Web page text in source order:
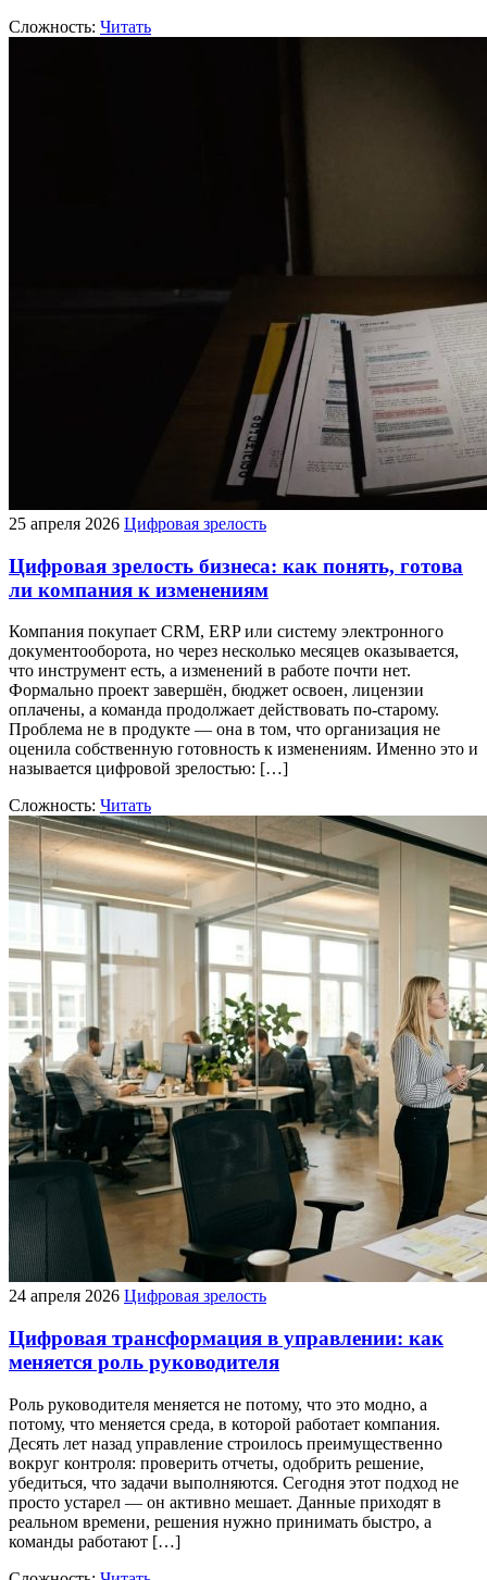
Сложность: Читать
25 апреля 2026 Цифровая зрелость
Цифровая зрелость бизнеса: как понять, готова
ли компания к изменениям
Компания покупает CRM, ERP или систему электронного
документооборота, но через несколько месяцев оказывается,
что инструмент есть, а изменений в работе почти нет.
Формально проект завершён, бюджет освоен, лицензии
оплачены, а команда продолжает действовать по-старому.
Проблема не в продукте — она в том, что организация не
оценила собственную готовность к изменениям. Именно это и
называется цифровой зрелостью: […]
Сложность: Читать
24 апреля 2026 Цифровая зрелость
Цифровая трансформация в управлении: как
меняется роль руководителя
Роль руководителя меняется не потому, что это модно, а
потому, что меняется среда, в которой работает компания.
Десять лет назад управление строилось преимущественно
вокруг контроля: проверить отчеты, одобрить решение,
убедиться, что задачи выполняются. Сегодня этот подход не
просто устарел — он активно мешает. Данные приходят в
реальном времени, решения нужно принимать быстро, а
команды работают […]